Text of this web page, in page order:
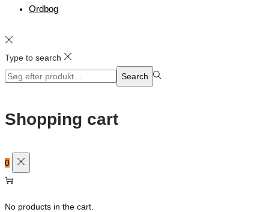
Ordbog
Type to search
Search
Search
Shopping cart
0
No products in the cart.